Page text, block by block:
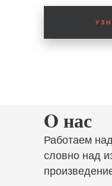
O нас
Работаем
словно над